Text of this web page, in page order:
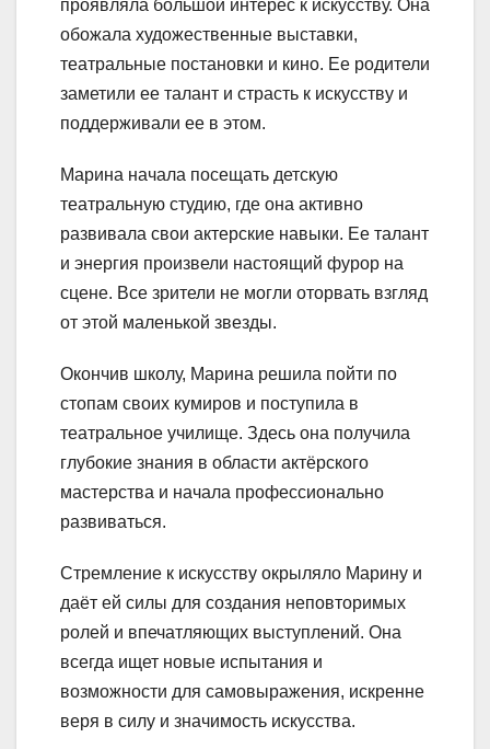
проявляла большой интерес к искусству. Она
обожала художественные выставки,
театральные постановки и кино. Ее родители
заметили ее талант и страсть к искусству и
поддерживали ее в этом.
Марина начала посещать детскую
театральную студию, где она активно
развивала свои актерские навыки. Ее талант
и энергия произвели настоящий фурор на
сцене. Все зрители не могли оторвать взгляд
от этой маленькой звезды.
Окончив школу, Марина решила пойти по
стопам своих кумиров и поступила в
театральное училище. Здесь она получила
глубокие знания в области актёрского
мастерства и начала профессионально
развиваться.
Стремление к искусству окрыляло Марину и
даёт ей силы для создания неповторимых
ролей и впечатляющих выступлений. Она
всегда ищет новые испытания и
возможности для самовыражения, искренне
веря в силу и значимость искусства.